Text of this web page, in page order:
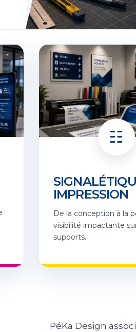
☷
IMPRESSION
De la conception à la
visibilité impactante
supports.
PéKa Design